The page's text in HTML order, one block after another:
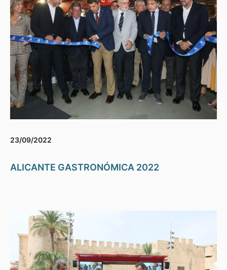
23/09/2022
ALICANTE GASTRONÓMICA 2022